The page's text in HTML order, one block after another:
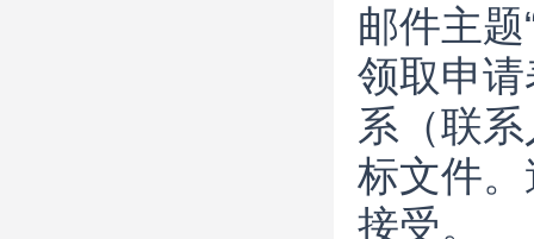
邮件主
领取申请
系（联
标文件
接受。